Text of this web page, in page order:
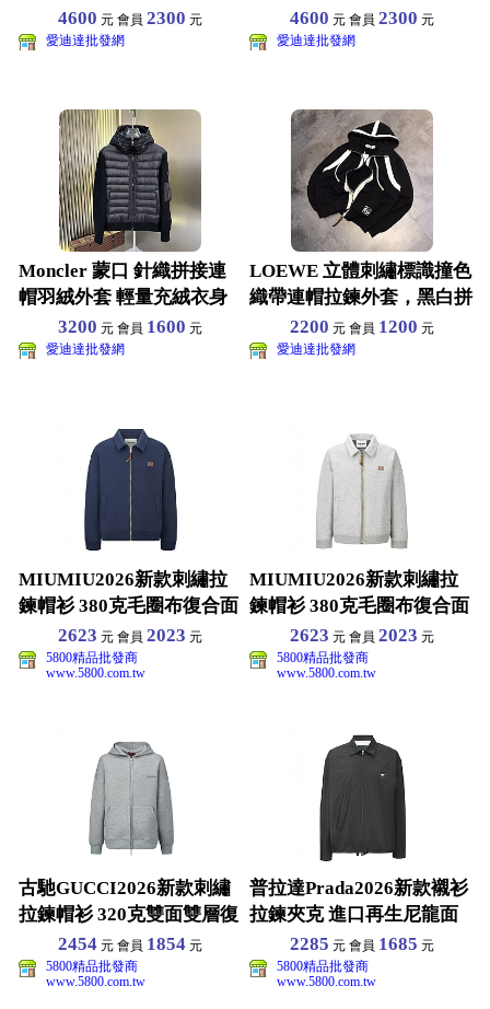
面料全拉鍊版型
4600 元 會員2300 元
愛迪達批發網
全拉鍊開合 側
4600 元 會員 2300 元
愛迪達批發網
Moncler 蒙口 針織拼接連
帽羽絨外套 輕量充絨衣身
羅紋針織袖設計
3200 元 會員 1600 元
愛迪達批發網
LOEWE 立體刺繡標識撞色
織帶連帽拉鍊外套，黑白拼
接設計，柔軟重磅棉
2200 元 會員 1200 元
愛迪達批發網
MIUMIU2026新款刺繡拉
鍊帽衫 380克毛圈布復合面
料 高版本休
2623 元 會員2023 元
5800精品批發商
www.5800.com.tw
MIUMIU2026新款刺繡拉
鍊帽衫 380克毛圈布復合面
料 高版本休
2623 元 會員 2023 元
5800精品批發商
www.5800.com.tw
古馳GUCCI2026新款刺繡
拉鍊帽衫 320克雙面雙層復
合面料 高版
2454 元 會員 1854 元
5800精品批發商
www.5800.com.tw
普拉達Prada2026新款襯衫
拉鍊夾克 進口再生尼龍面
料 高版本休閒
2285 元 會員 1685 元
5800精品批發商
www.5800.com.tw